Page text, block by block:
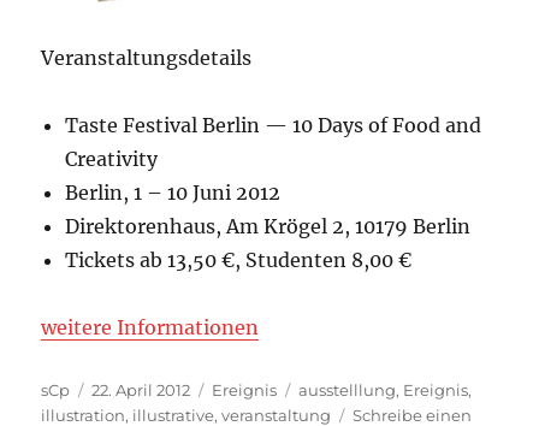
Veranstaltungsdetails
Taste Festival Berlin — 10 Days of Food and
Creativity
Berlin, 1 – 10 Juni 2012
Direktorenhaus, Am Krögel 2, 10179 Berlin
Tickets ab 13,50 €, Studenten 8,00 €
weitere Informationen
Autor
sCp
Veröffentlicht
am
22. April 2012 Kategorien
Ereignis Schlagwörter
ausstelllung, Ereignis,
illustration, illustrative,veranstaltung
Schreibe einen